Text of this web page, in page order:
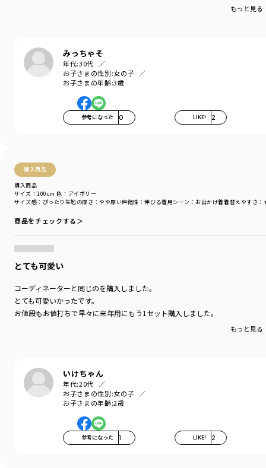
もっと見
みっちゃそ
年代:30代
お子さまの性別:女の子
お子さまの年齢:3歳
参考になった 0 LIKE! 2
購入商品
購入商品
サイズ感 ：ぴったり 生地の厚さ ：やや厚い伸縮性 ：伸びる着用シーン ：お出かけ着着替えやすさ
サイズ：100cm 色：アイボリー
商品をチェックする＞
とても可愛い
コーディネーターと同じのを購入しました。
とても可愛いかったです。
お値段もお値打ちで早々に来年用にもう1セット購入しました。
もっと見
いけちゃん
年代:20代
お子さまの性別:女の子
お子さまの年齢:2歳
参考になった 1 LIKE! 2
ブランド ／branshes
シーズン
／アウトレット
カテゴリ
／トップス>トレーナー・パーカー
／パープル
GIRL
12-4404-119